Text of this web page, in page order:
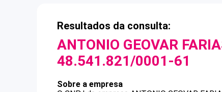
Resultados da consulta:
ANTONIO GEOVAR
48.541.821/0001-61
Sobre a empresa